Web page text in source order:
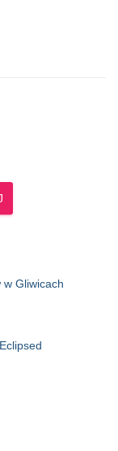
Gliwicach